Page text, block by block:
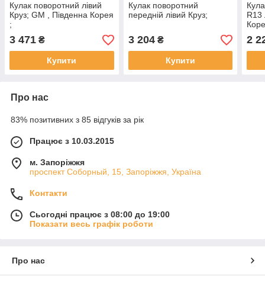
Кулак поворотний лівий
Круз; GM , Південна Корея
;
3 471 ₴
Купити
Кулак поворотний
передній лівий Круз;
3 204₴
Купити
R13
2
Про нас
83% позитивних з 85 відгуків за рік
Працює з 10.03.2015
м. Запоріжжя
проспект Соборный, 15, Запоріжжя, Україна
Контакти
Сьогодні працює з 08:00 до 19:00
Показати весь графік роботи
Про нас